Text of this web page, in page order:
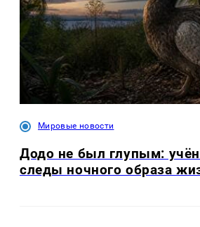
Мировые новости
Додо не был глупым:
следы ночного образа